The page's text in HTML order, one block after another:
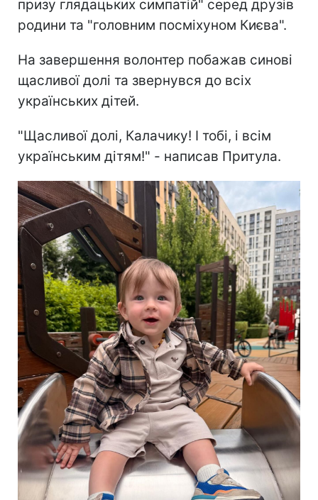
призу глядацьких симпатій" серед друзів
родини та "головним посміхуном Києва".
На завершення волонтер побажав синові
щасливої долі та звернувся до всіх
українських дітей.
"Щасливої долі, Калачику! І тобі, і всім
українським дітям!" - написав Притула.